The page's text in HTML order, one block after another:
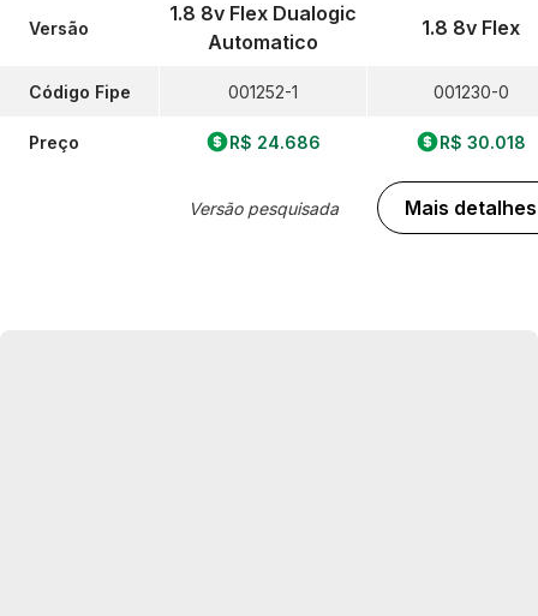
Versão
Código Fipe
Preço
1.8 8v Flex Dualogic
Automatico
001252-1
R$ 24.686
Versão pesquisada
1.8 8v Flex
001230-0
R$ 30.018
Mais detalhes